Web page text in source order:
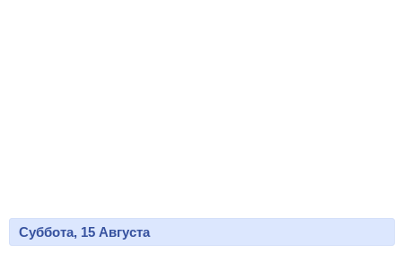
Суббота, 15 Августа